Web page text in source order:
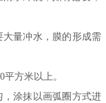
大量冲水，膜的形成需
平方米以上。
涂抹以画弧圈方式进